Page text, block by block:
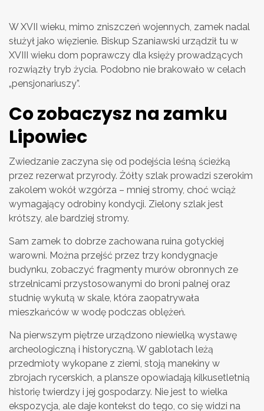
W XVII wieku, mimo zniszczeń wojennych, zamek nadal
służył jako więzienie. Biskup Szaniawski urządził tu w
XVIII wieku dom poprawczy dla księży prowadzących
rozwiązły tryb życia. Podobno nie brakowało w celach
„pensjonariuszy”.
Co zobaczysz na zamku
Lipowiec
Zwiedzanie zaczyna się od podejścia leśną ścieżką
przez rezerwat przyrody. Żółty szlak prowadzi szerokim
zakolem wokół wzgórza – mniej stromy, choć wciąż
wymagający odrobiny kondycji. Zielony szlak jest
krótszy, ale bardziej stromy.
Sam zamek to dobrze zachowana ruina gotyckiej
warowni. Można przejść przez trzy kondygnacje
budynku, zobaczyć fragmenty murów obronnych ze
strzelnicami przystosowanymi do broni palnej oraz
studnię wykutą w skale, która zaopatrywała
mieszkańców w wodę podczas oblężeń.
Na pierwszym piętrze urządzono niewielką wystawę
archeologiczną i historyczną. W gablotach leżą
przedmioty wykopane z ziemi, stoją manekiny w
zbrojach rycerskich, a plansze opowiadają kilkusetletnią
historię twierdzy i jej gospodarzy. Nie jest to wielka
ekspozycja, ale daje kontekst do tego, co się widzi na